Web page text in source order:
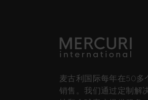
麦古利国际每年在50多
销售。我们通过定制解